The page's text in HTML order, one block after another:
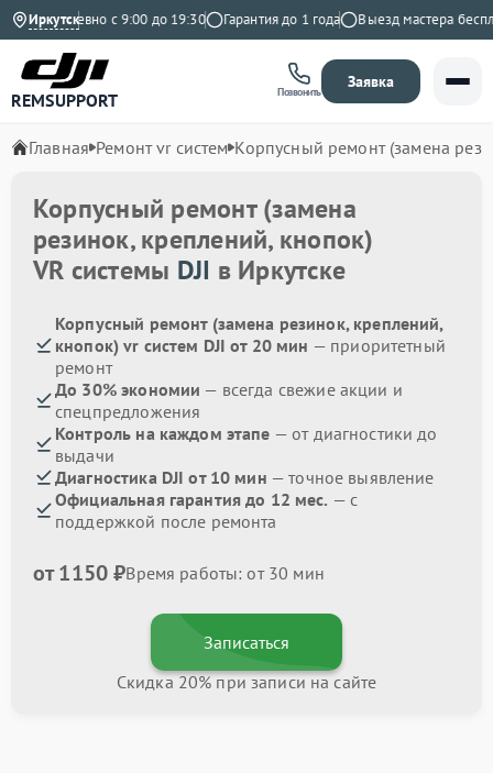
Иркутск
Ежедневно с 9:00 до 19:30 Гарантия до 1 года Выезд мастера
REMSUPPORT Позвонить
Заявка
Главная Ремонт vr систем Корпусный ремонт (замена
Корпусный ремонт (замена
резинок, креплений, кнопок)
VR системы DJI в Иркутске
Корпусный ремонт (замена резинок, креплений,
кнопок) vr систем DJI от 20 мин — приоритетный
ремонт
До 30% экономии — всегда свежие акции и
спецпредложения
Контроль на каждом этапе — от диагностики до
выдачи
Диагностика DJI от 10 мин — точное выявление
Официальная гарантия до 12 мес. — с
поддержкой после ремонта
от 1150 ₽Время работы: от 30 мин
Записаться
Скидка 20% при записи на сайте